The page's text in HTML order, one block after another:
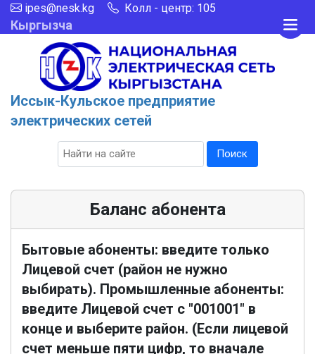
ipes@nesk.kg Колл - центр: 105
Кыргызча
Иссык-Кульское предприятие
электрических сетей
Поиск
Баланс абонента
Бытовые абоненты: введите только
Лицевой счет (район не нужно
выбирать). Промышленные абоненты:
введите Лицевой счет с "001001" в
конце и выберите район. (Если лицевой
счет меньше пяти цифр, то вначале